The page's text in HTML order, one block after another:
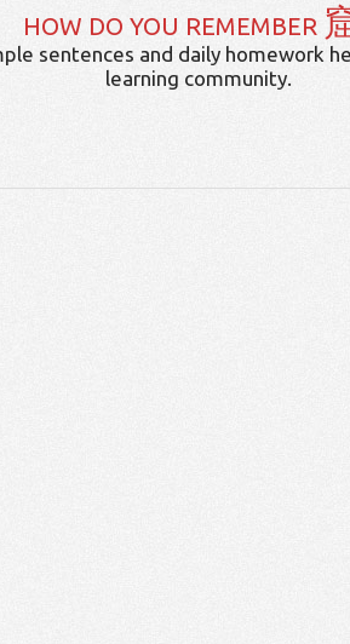
HOW DO YOU REMEMBER
sentences and daily homework
learning community.